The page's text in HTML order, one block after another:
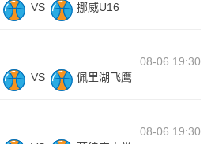
VS 挪威U16
08-06 19:30
VS 佩里湖飞鹰
08-06 19:30